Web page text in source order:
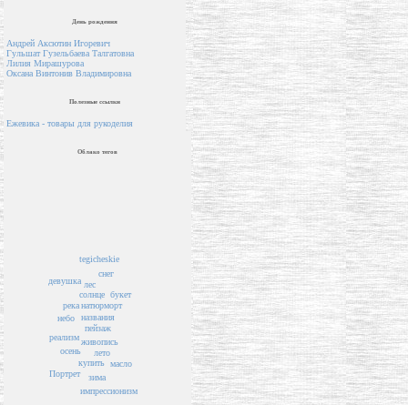
День рождения
Андрей Аксютин Игоревич
Гульшат Гузельбаева Талгатовна
Лилия Мирашурова
Оксана Винтонив Владимировна
Полезные ссылки
Ежевика - товары для рукоделия
Облако тегов
пейзаж
названия
живопись
лето
натюрморт
купить
солнце
лес
зима
осень
букет
масло
река
снег
tegicheskie
реализм
небо
импрессионизм
Портрет
девушка